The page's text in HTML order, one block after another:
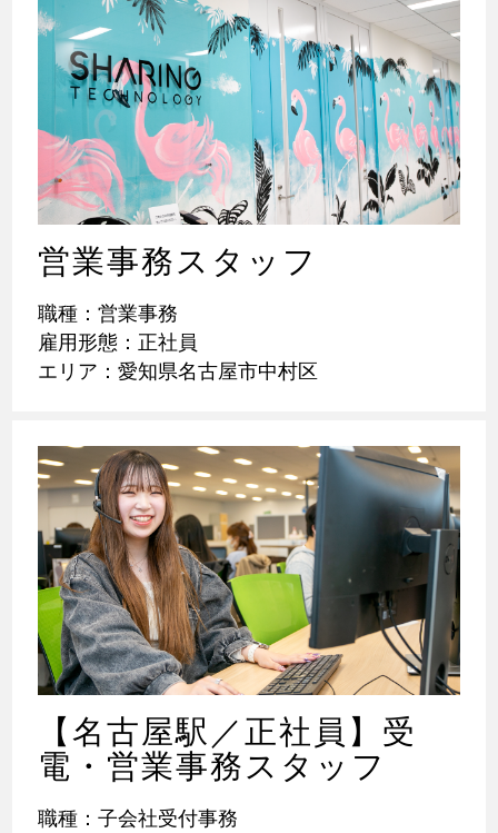
営業事務スタッフ
職種：営業事務
雇用形態：正社員
エリア：愛知県名古屋市中村区
【名古屋駅／正社員】受
電・営業事務スタッフ
職種：子会社受付事務